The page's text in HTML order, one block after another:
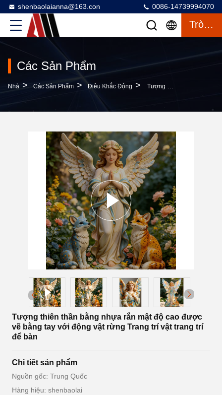
shenbaolaianna@163.con 0086-14739994070
Trò Chuyện
Các Sản Phẩm
Nhà > Các Sản Phẩm > Điêu Khắc Động > Tượng Thiên Thần Bằng Nhựa Rắn Mật Độ Cao Được Vẽ Bằng Tay Với Động Vật Rừng Trang Trí Vật Trang Trí Để Bàn
Tượng thiên thần bằng nhựa rắn mật độ cao được
vẽ bằng tay với động vật rừng Trang trí vật trang trí
để bàn
Chi tiết sản phẩm
Nguồn gốc: Trung Quốc
Hàng hiệu: shenbaolai